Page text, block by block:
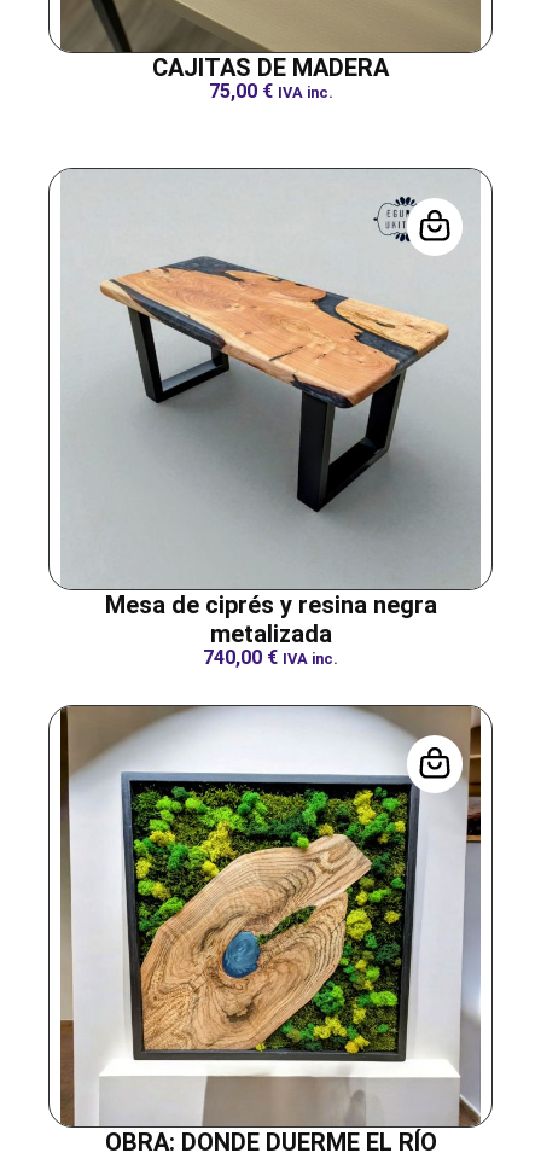
CAJITAS DE MADERA
75,00 € IVA inc.
Mesa de ciprés y resina negra
metalizada
740,00 € IVA inc.
OBRA: DONDE DUERME EL RÍO